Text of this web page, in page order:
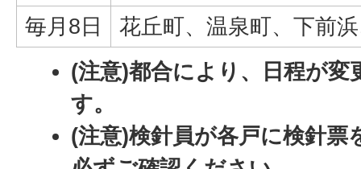
毎月8日
花丘町、温泉町、下前
(注意)都合により、日程が
す。
(注意)検針員が各戸に検針